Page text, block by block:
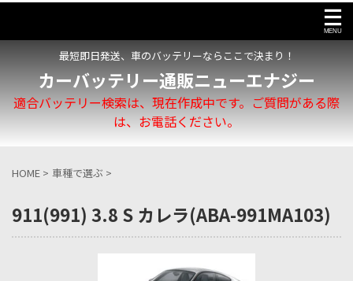
最短即日発送、車のバッテリーならここで決まり！
カーバッテリー通販ニューエナジー
適合バッテリー検索は、現在作成中です。ご質問がある際
は、お電話ください。
HOME > 車種で選ぶ >
911(991) 3.8 S カレラ(ABA-991MA103)